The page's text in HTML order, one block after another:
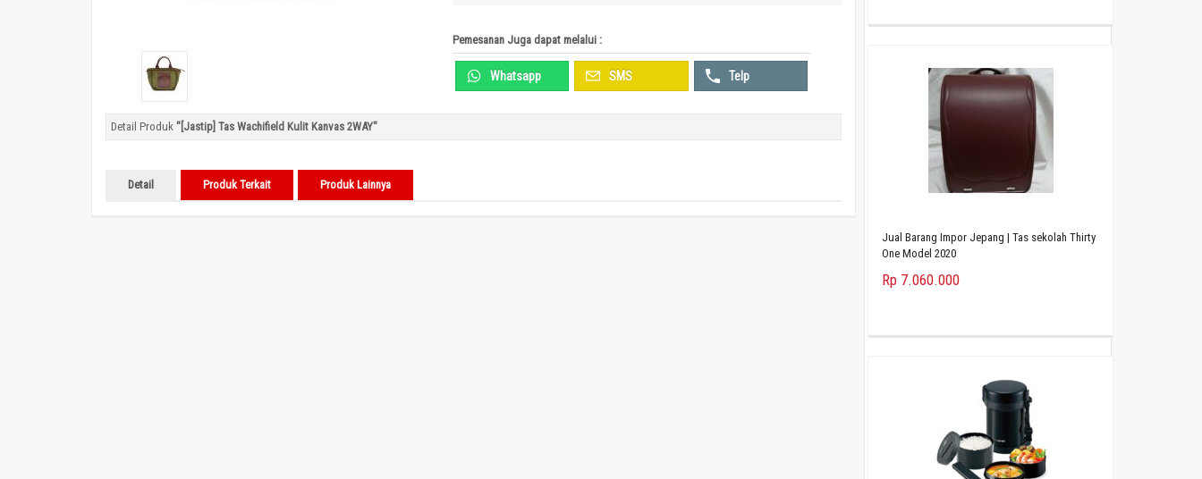
Pemesanan Juga dapat melalui :
Whatsapp SMS Telp
Detail Produk "[Jastip] Tas Wachifield Kulit Kanvas 2WAY"
Detail Produk Terkait Produk Lainnya
Jual Barang Impor Jepang | Tas sekolah Thirty
One Model 2020
Rp 7.060.000